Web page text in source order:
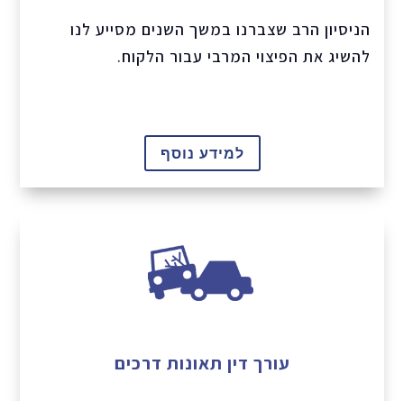
הניסיון הרב שצברנו במשך השנים מסייע לנו
להשיג את הפיצוי המרבי עבור הלקוח.
למידע נוסף
עורך דין תאונות דרכים